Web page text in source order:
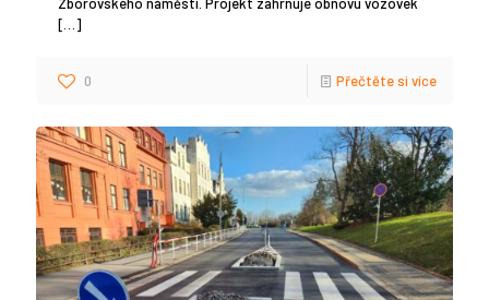
Zborovského náměstí. Projekt zahrnuje obnovu vozovek
[…]
0 Přečtěte si více